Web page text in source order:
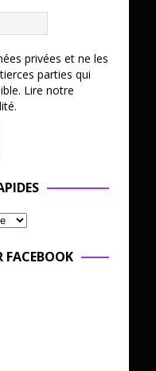
privées et ne les
parties qui
Lire notre
FACEBOOK